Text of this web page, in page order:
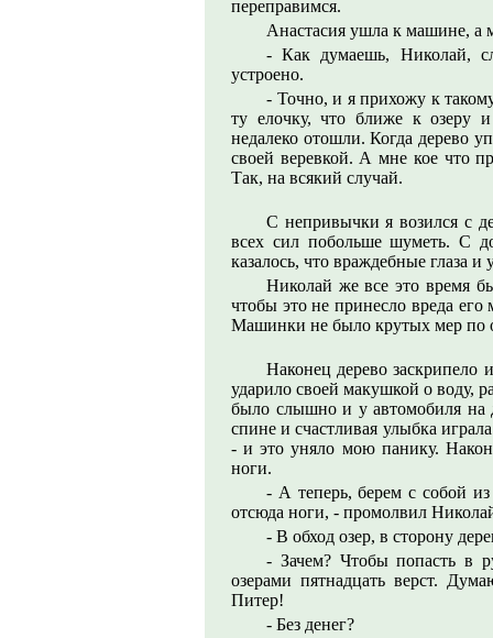
переправимся.
Анастасия ушла к машине, а
- Как думаешь, Николай,
устроено.
- Точно, и я прихожу к
ту елочку, что ближе к озеру
недалеко отошли. Когда дерево
своей веревкой. А мне кое что
Так, на всякий случай.
С непривычки я возился с
всех сил побольше шуметь. С
казалось, что враждебные глаза
Николай же все это время
чтобы это не принесло вреда его
Машинки не было крутых мер по
Наконец дерево заскрипело
ударило своей макушкой о воду,
было слышно и у автомобиля на
спине и счастливая улыбка
- и это уняло мою панику.
ноги.
- А теперь, берем с собой
отсюда ноги, - промолвил
- В обход озер, в сторону
- Зачем? Чтобы попасть в
озерами пятнадцать верст.
Питер!
- Без денег?